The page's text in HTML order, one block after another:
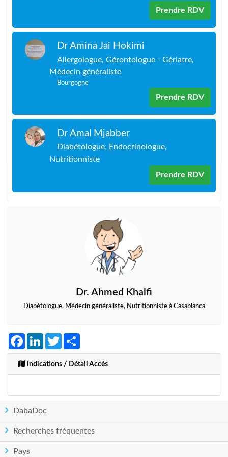
Prendre RDV
Dr Amina Jai Hokimi
Allergologue, Gérontologue - Gériatre,
Médecin généraliste
Bourgogne
Prendre RDV
Dr Amal Mjabber
Diabétologue, Endocrinologue,
Nutritionniste
Prendre RDV
Dr. Ahmed Khalfi
Diabétologue, Médecin généraliste, Nutritionniste à Casablanca
FacebookLinkedInTwitter
Indications / Détail Accès
DabaDoc
Recherches fréquentes
Pays